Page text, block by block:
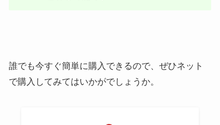
誰でも今すぐ簡単に購入できるので、ぜひネット
で購入してみてはいかがでしょうか。